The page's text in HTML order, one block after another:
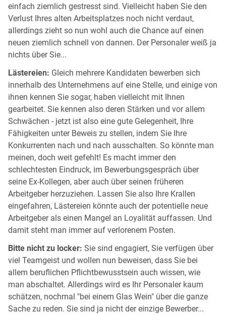
einfach ziemlich gestresst sind. Vielleicht haben Sie den
Verlust Ihres alten Arbeitsplatzes noch nicht verdaut,
allerdings zieht so nun wohl auch die Chance auf einen
neuen ziemlich schnell von dannen. Der Personaler weiß ja
nichts über Sie...
Lästereien: Gleich mehrere Kandidaten bewerben sich
innerhalb des Unternehmens auf eine Stelle, und einige von
ihnen kennen Sie sogar, haben vielleicht mit Ihnen
gearbeitet. Sie kennen also deren Stärken und vor allem
Schwächen - jetzt ist also eine gute Gelegenheit, Ihre
Fähigkeiten unter Beweis zu stellen, indem Sie Ihre
Konkurrenten nach und nach ausschalten. So könnte man
meinen, doch weit gefehlt! Es macht immer den
schlechtesten Eindruck, im Bewerbungsgespräch über
seine Ex-Kollegen, aber auch über seinen früheren
Arbeitgeber herzuziehen. Lassen Sie also Ihre Krallen
eingefahren, Lästereien könnte auch der potentielle neue
Arbeitgeber als einen Mangel an Loyalität auffassen. Und
damit steht man immer auf verlorenem Posten.
Bitte nicht zu locker: Sie sind engagiert, Sie verfügen über
viel Teamgeist und wollen nun beweisen, dass Sie bei
allem beruflichen Pflichtbewusstsein auch wissen, wie
man abschaltet. Allerdings wird es Ihr Personaler kaum
schätzen, nochmal "bei einem Glas Wein" über die ganze
Sache zu reden. Sie sind ja nicht der einzige Bewerber...